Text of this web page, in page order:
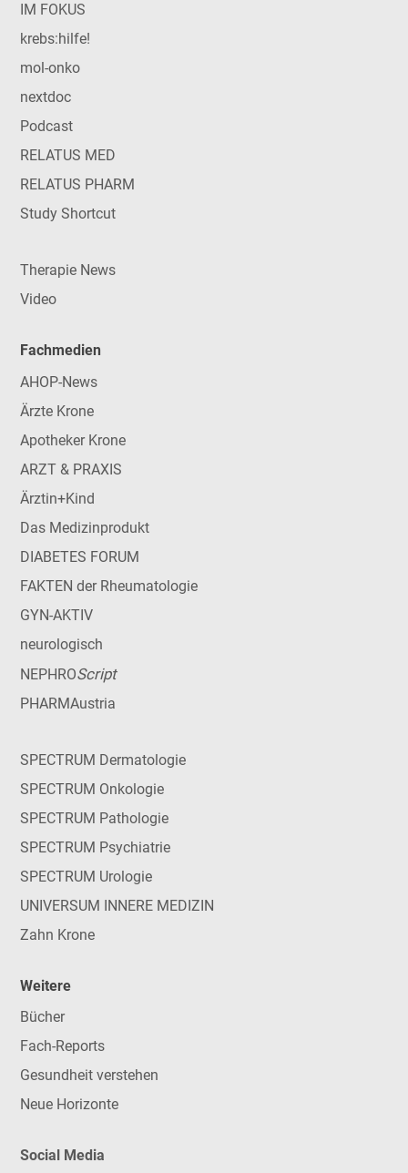
IM FOKUS
krebs:hilfe!
mol-onko
nextdoc
Podcast
RELATUS MED
RELATUS PHARM
Study Shortcut
Therapie News
Video
Fachmedien
AHOP-News
Ärzte Krone
Apotheker Krone
ARZT & PRAXIS
Ärztin+Kind
Das Medizinprodukt
DIABETES FORUM
FAKTEN der Rheumatologie
GYN-AKTIV
neurologisch
NEPHROScript
PHARMAustria
SPECTRUM Dermatologie
SPECTRUM Onkologie
SPECTRUM Pathologie
SPECTRUM Psychiatrie
SPECTRUM Urologie
UNIVERSUM INNERE MEDIZIN
Zahn Krone
Weitere
Bücher
Fach-Reports
Gesundheit verstehen
Neue Horizonte
Social Media